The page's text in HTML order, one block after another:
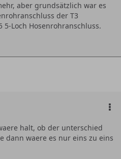
aber grundsätzlich war es
der T3
5-Loch Hosenrohranschluss.
halt, ob der unterschied
dann waere es nur eins zu eins